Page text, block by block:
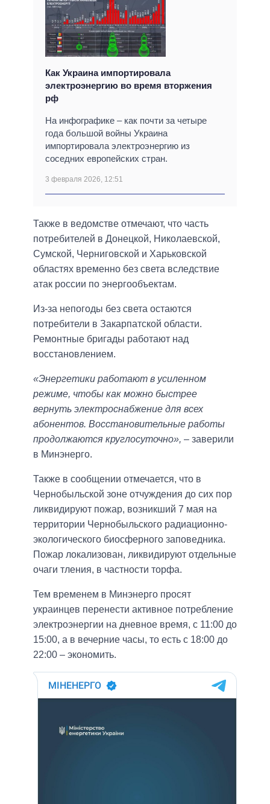
Как Украина импортировала
электроэнергию во время вторжения
рф
На инфографике – как почти за четыре
года большой войны Украина
импортировала электроэнергию из
соседних европейских стран.
3 февраля 2026, 12:51
Также в ведомстве отмечают, что часть
потребителей в Донецкой, Николаевской,
Сумской, Черниговской и Харьковской
областях временно без света вследствие
атак россии по энергообъектам.
Из-за непогоды без света остаются
потребители в Закарпатской области.
Ремонтные бригады работают над
восстановлением.
«Энергетики работают в усиленном
режиме, чтобы как можно быстрее
вернуть электроснабжение для всех
абонентов. Восстановительные работы
продолжаются круглосуточно», – заверили
в Минэнерго.
Также в сообщении отмечается, что в
Чернобыльской зоне отчуждения до сих пор
ликвидируют пожар, возникший 7 мая на
территории Чернобыльского радиационно-
экологического биосферного заповедника.
Пожар локализован, ликвидируют отдельные
очаги тления, в частности торфа.
Тем временем в Минэнерго просят
украинцев перенести активное потребление
электроэнергии на дневное время, с 11:00 до
15:00, а в вечерние часы, то есть с 18:00 до
22:00 – экономить.